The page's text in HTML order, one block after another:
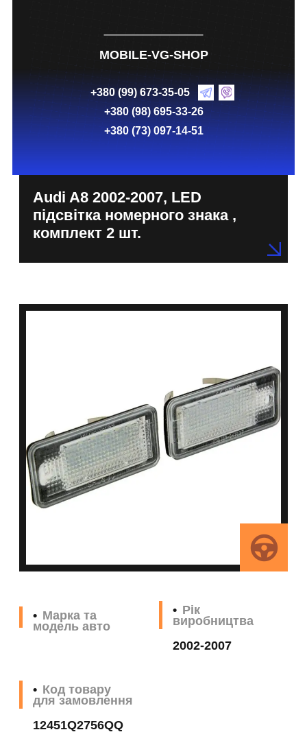
MOBILE-VG-SHOP
+380 (99) 673-35-05
+380 (98) 695-33-26
+380 (73) 097-14-51
Audi A8 2002-2007, LED
підсвітка номерного знака ,
комплект 2 шт.
Марка та
модель авто
Рік
виробництва
2002-2007
Код товару
для замовлення
12451Q2756QQ